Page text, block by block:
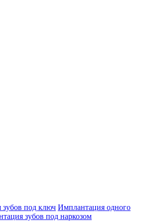
под ключ Имплантация одного
зубов под наркозом